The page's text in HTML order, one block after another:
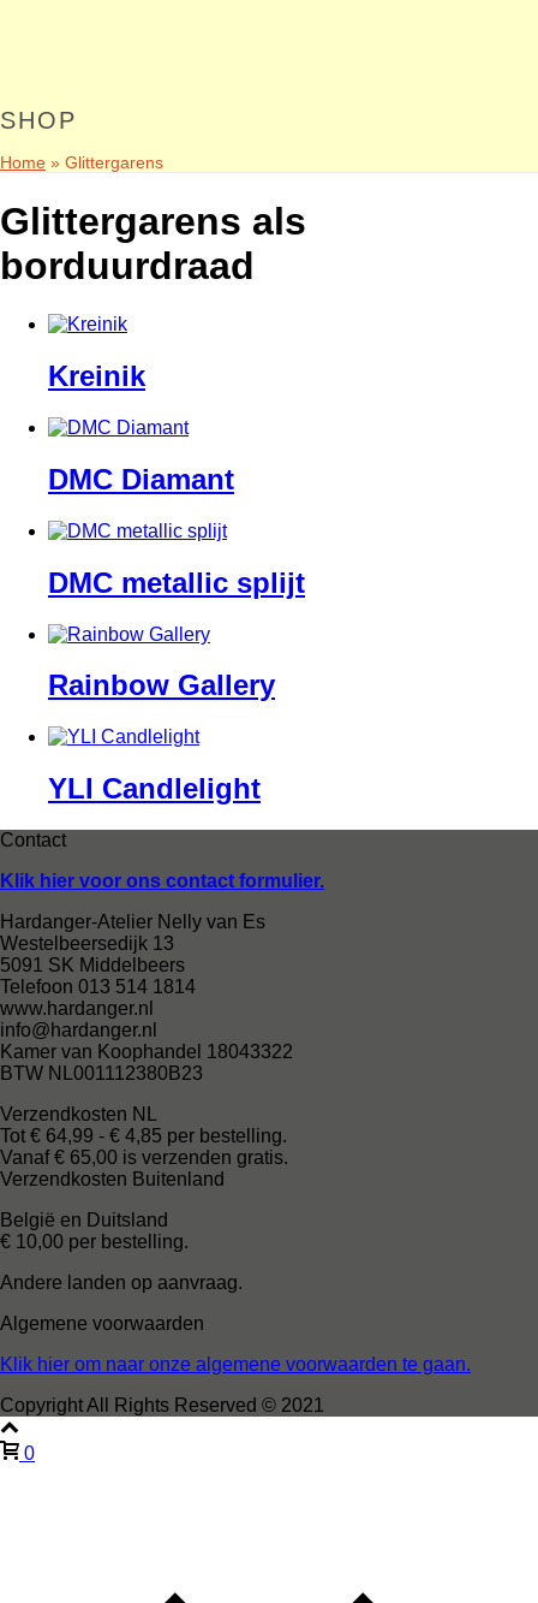
SHOP
Home » Glittergarens
Glittergarens als
borduurdraad
Kreinik
DMC Diamant
DMC metallic splijt
Rainbow Gallery
YLI Candlelight
Contact
Klik hier voor ons contact formulier.
Hardanger-Atelier Nelly van Es
Westelbeersedijk 13
5091 SK Middelbeers
Telefoon 013 514 1814
www.hardanger.nl
info@hardanger.nl
Kamer van Koophandel 18043322
BTW NL001112380B23
Verzendkosten NL
Tot € 64,99 - € 4,85 per bestelling.
Vanaf € 65,00 is verzenden gratis.
Verzendkosten Buitenland
België en Duitsland
€ 10,00 per bestelling.
Andere landen op aanvraag.
Algemene voorwaarden
Klik hier om naar onze algemene voorwaarden te gaan.
Copyright All Rights Reserved © 2021
0